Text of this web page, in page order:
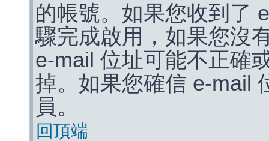
的帳號。如果您收到了
驟完成啟用，如果您沒
e-mail 位址可能不正確
掉。如果您確信 e-mail
員。
回頂端